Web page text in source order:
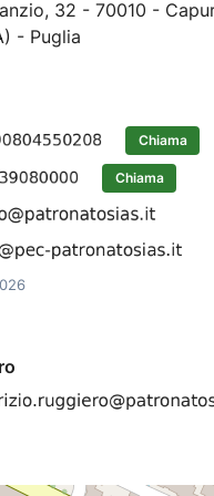
32 - 70010 -
- Puglia
Chiama
Chiama